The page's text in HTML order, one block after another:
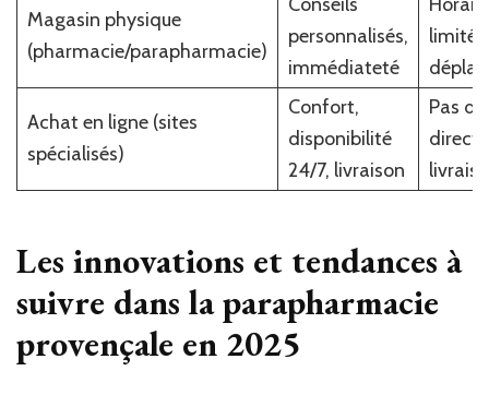
Magasin physique
(pharmacie/parapharmacie)
personnalisés,
immédiateté
limités,
Achat en ligne (sites
spécialisés)
Confort,
disponibilité
24/7, livraison
Pas
direct,
Les innovations et tendances à
suivre dans la parapharmacie
provençale en 2025